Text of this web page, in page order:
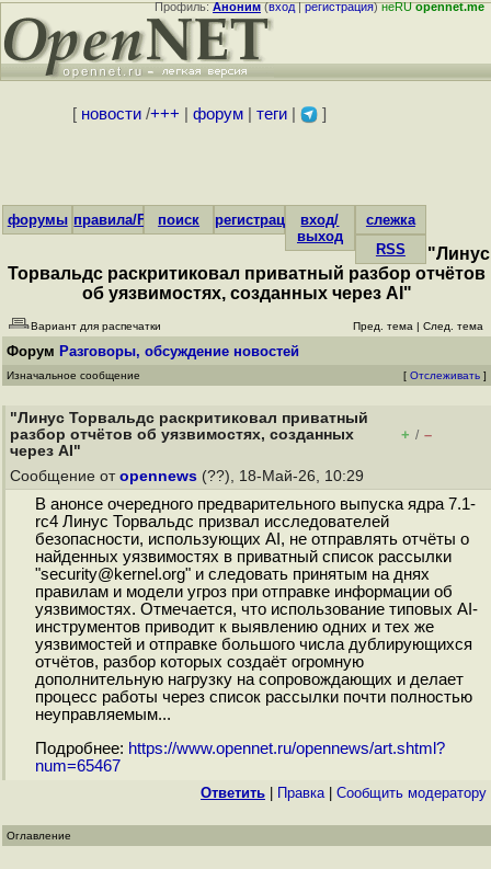
Профиль:Аноним(вход|регистрация)неRUopennet.me
[ новости/+++ форум| теги| ]
форумы правила/FAQпоиск регистрациявход/
выход
слежка
RSS
"Линус
Торвальдс раскритиковал приватный разбор отчётов
об уязвимостях, созданных через AI"
Вариант для распечатки Пред. тема | След. тема
Форум Разговоры, обсуждение новостей
Изначальное сообщение [ Отслеживать ]
"Линус Торвальдс раскритиковал приватный
разбор отчётов об уязвимостях, созданных
через AI"
+ / –
Сообщение от opennews (??), 18-Май-26, 10:29
В анонсе очередного предварительного выпуска ядра 7.1-
rc4 Линус Торвальдс призвал исследователей
безопасности, использующих AI, не отправлять отчёты о
найденных уязвимостях в приватный список рассылки
"security@kernel.org" и следовать принятым на днях
правилам и модели угроз при отправке информации об
уязвимостях. Отмечается, что использование типовых AI-
инструментов приводит к выявлению одних и тех же
уязвимостей и отправке большого числа дублирующихся
отчётов, разбор которых создаёт огромную
дополнительную нагрузку на сопровождающих и делает
процесс работы через список рассылки почти полностью
неуправляемым...
Подробнее: https://www.opennet.ru/opennews/art.shtml?
num=65467
Ответить Правка| Cообщить модератору
Оглавление